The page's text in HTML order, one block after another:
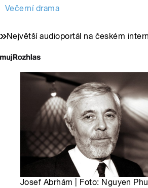
Večerní drama
Největší audioportál na českém
Josef Abrhám | Foto: Nguyen